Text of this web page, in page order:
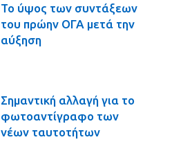
Το ύψος των συντάξεων
του πρώην ΟΓΑ μετά την
αύξηση
Σημαντική αλλαγή για το
φωτοαντίγραφο των
νέων ταυτοτήτων